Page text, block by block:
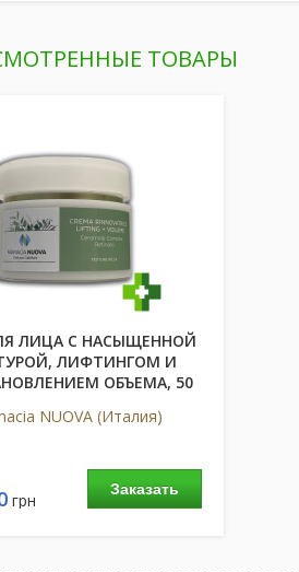
ТОВАРЫ
ЛИЦА С НАСЫЩЕННОЙ
ЛИФТИНГОМ И
ОБЪЕМА, 50
NUOVA (Италия)
Заказать
грн